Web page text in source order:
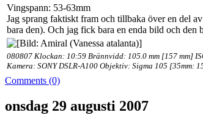
Vingspann: 53-63mm
Jag sprang faktiskt fram och tillbaka över en del
bara den). Och jag fick bara en enda bild och
080807 Klockan: 10:59 Brännvidd: 105.0 mm [157 mm]
Kamera: SONY DSLR-A100 Objektiv: Sigma 105 [35mm:
Comments (0)
onsdag 29 augusti 2007